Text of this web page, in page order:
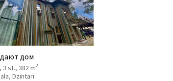
дом
3 st., 382 m2
Dzintari